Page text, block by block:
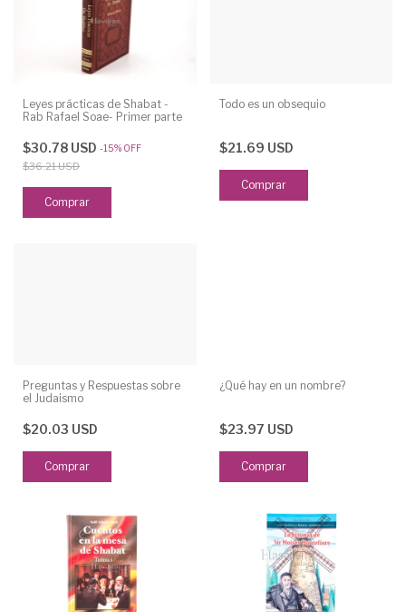
Leyes prácticas de Shabat -
Rab Rafael Soae- Primer parte
$30.78 USD -15% OFF
$36.21 USD
Todo es un obsequio
$21.69 USD
Comprar
Preguntas y Respuestas sobre
el Judaismo
$20.03 USD
¿Qué hay en un nombre?
$23.97 USD